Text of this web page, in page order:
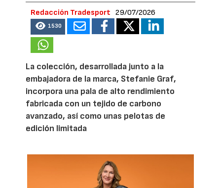
Redacción Tradesport 29/07/2026
1530
La colección, desarrollada junto a la
embajadora de la marca, Stefanie Graf,
incorpora una pala de alto rendimiento
fabricada con un tejido de carbono
avanzado, así como unas pelotas de
edición limitada